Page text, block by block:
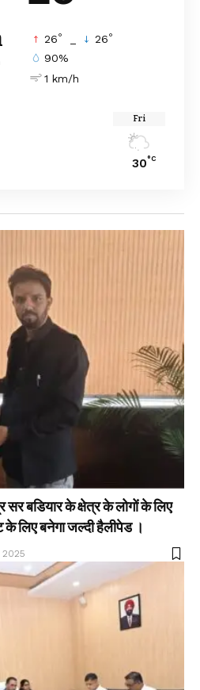
26° 26°
90%
1 km/h
Fri
30°C
सर बडियार के क्षेत्र के लोगों के लिए
लिए बनेगा जल्दी हैलीपेड ।
2025